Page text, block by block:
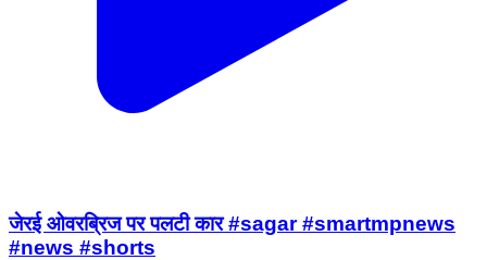
जेरई ओवरब्रिज पर पलटी कार #sagar #smartmpnews
#news #shorts